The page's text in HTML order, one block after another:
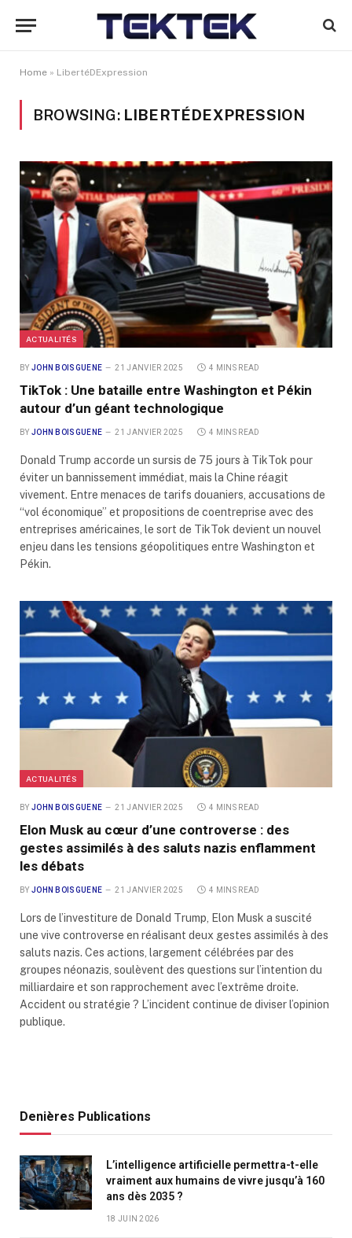
Home » LibertéDExpression
BROWSING: LIBERTÉDEXPRESSION
ACTUALITÉS
BY JOHN BOISGUENE 21 JANVIER 2025 4 MINS READ
TikTok : Une bataille entre Washington et Pékin
autour d’un géant technologique
BY JOHN BOISGUENE 21 JANVIER 2025 4 MINS READ
Donald Trump accorde un sursis de 75 jours à TikTok pour
éviter un bannissement immédiat, mais la Chine réagit
vivement. Entre menaces de tarifs douaniers, accusations de
“vol économique” et propositions de coentreprise avec des
entreprises américaines, le sort de TikTok devient un nouvel
enjeu dans les tensions géopolitiques entre Washington et
Pékin.
ACTUALITÉS
BY JOHN BOISGUENE 21 JANVIER 2025 4 MINS READ
Elon Musk au cœur d’une controverse : des
gestes assimilés à des saluts nazis enflamment
les débats
BY JOHN BOISGUENE 21 JANVIER 2025 4 MINS READ
Lors de l’investiture de Donald Trump, Elon Musk a suscité
une vive controverse en réalisant deux gestes assimilés à des
saluts nazis. Ces actions, largement célébrées par des
groupes néonazis, soulèvent des questions sur l’intention du
milliardaire et son rapprochement avec l’extrême droite.
Accident ou stratégie ? L’incident continue de diviser l’opinion
publique.
Denières Publications
L’intelligence artificielle permettra-t-elle
vraiment aux humains de vivre jusqu’à 160
ans dès 2035 ?
18 JUIN 2026